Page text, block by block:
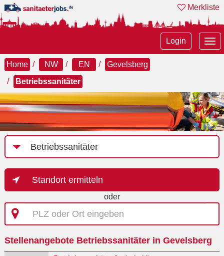
Merkliste
Login
Home NW EN
Gevelsberg
Betriebssanitäter
Job-
Kategorie
Standort ermitteln
oder
PLZ
oder
eingeben
Stellenangebote Betriebssanitäter in Gevelsberg